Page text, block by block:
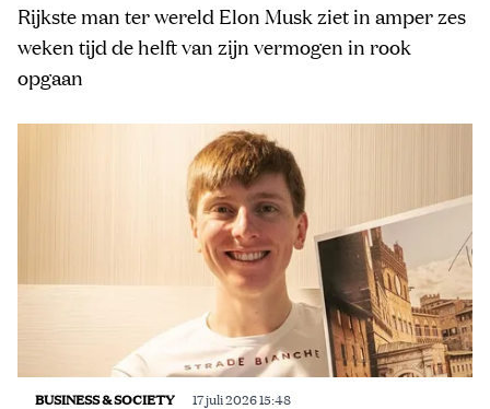
Rijkste man ter wereld Elon Musk ziet in amper zes
weken tijd de helft van zijn vermogen in rook
opgaan
BUSINESS & SOCIETY 17 juli 2026 15:48